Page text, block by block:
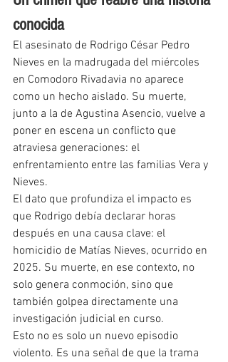
conocida
El asesinato de Rodrigo César Pedro
Nieves en la madrugada del miércoles
en Comodoro Rivadavia no aparece
como un hecho aislado. Su muerte,
junto a la de Agustina Asencio, vuelve a
poner en escena un conflicto que
atraviesa generaciones: el
enfrentamiento entre las familias Vera y
Nieves.
El dato que profundiza el impacto es
que Rodrigo debía declarar horas
después en una causa clave: el
homicidio de Matías Nieves, ocurrido en
2025. Su muerte, en ese contexto, no
solo genera conmoción, sino que
también golpea directamente una
investigación judicial en curso.
Esto no es solo un nuevo episodio
violento. Es una señal de que la trama